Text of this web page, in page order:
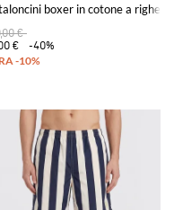
e tasca a toppa
boxer in cotone a righe
€
€
-40%